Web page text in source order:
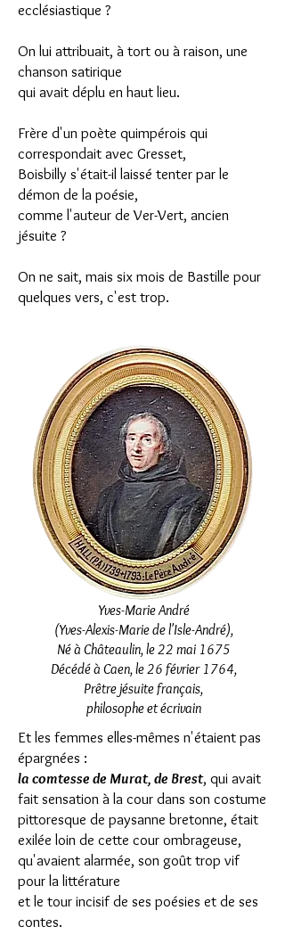
ecclésiastique ?
On lui attribuait, à tort ou à raison, une
chanson satirique
qui avait déplu en haut lieu.
Frère d'un poète quimpérois qui
correspondait avec Gresset,
Boisbilly s'était-il laissé tenter par le
démon de la poésie,
comme l'auteur de Ver-Vert, ancien
jésuite ?
On ne sait, mais six mois de Bastille pour
quelques vers, c'est trop.
Et les femmes elles-mêmes n'étaient pas
épargnées :
la comtesse de Murat, de Brest, qui avait
fait sensation à la cour dans son costume
pittoresque de paysanne bretonne, était
exilée loin de cette cour ombrageuse,
qu'avaient alarmée, son goût trop vif
pour la littérature
et le tour incisif de ses poésies et de ses
contes.
Yves-Marie André
(Yves-Alexis-Marie de l'Isle-André),
Né à Châteaulin, le 22 mai 1675
Décédé à Caen, le 26 février 1764,
Prêtre jésuite français,
philosophe et écrivain